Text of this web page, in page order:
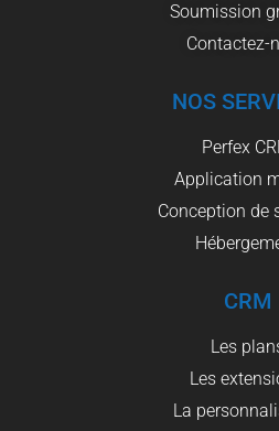
Soumission
Contactez-
NOS
Perfex
Application
Conception de
CRM
Les
Les
La